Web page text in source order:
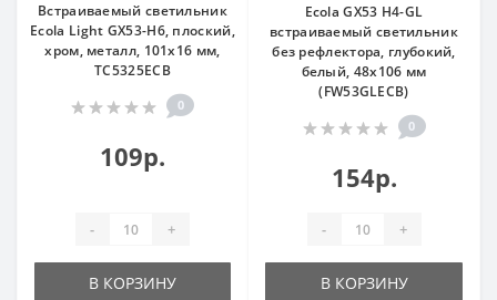
Встраиваемый светильник
Ecola Light GX53-H6, плоский,
хром, металл, 101x16 мм,
TC5325ECB
0
109р.
- +
В КОРЗИНУ
Ecola GX53 H4-GL
встраиваемый светильник
без рефлектора, глубокий,
белый, 48x106 мм
(FW53GLECB)
0
154р.
- +
В КОРЗИНУ